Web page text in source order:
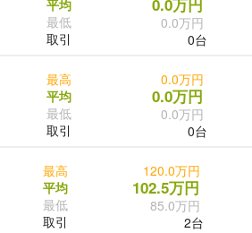
平均
最低
取引
0.0万円
0.0万円
0台
最高
平均
最低
取引
0.0万円
0.0万円
0.0万円
0台
最高
平均
最低
取引
120.0万円
102.5万円
85.0万円
2台